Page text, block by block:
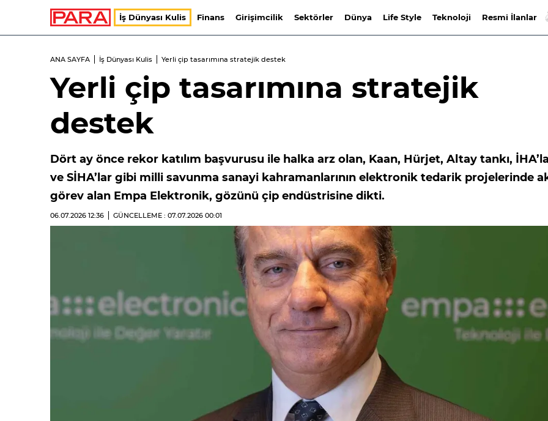
İş Dünyası Kulis Finans Girişimcilik Sektörler Dünya Life Style Teknoloji Resmi İlanlar
ANA SAYFA İş Dünyası Kulis Yerli çip tasarımına stratejik destek
Yerli çip tasarımına stratejik
destek
Dört ay önce rekor katılım başvurusu ile halka arz olan, Kaan, Hürjet, Altay tankı,
ve SİHA’lar gibi milli savunma sanayi kahramanlarının elektronik tedarik projelerinde
görev alan Empa Elektronik, gözünü çip endüstrisine dikti.
06.07.2026 12:36 GÜNCELLEME : 07.07.2026 00:01